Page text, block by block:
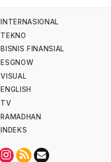
INTERNASIONAL
TEKNO
BISNIS FINANSIAL
ESGNOW
VISUAL
ENGLISH
TV
RAMADHAN
INDEKS